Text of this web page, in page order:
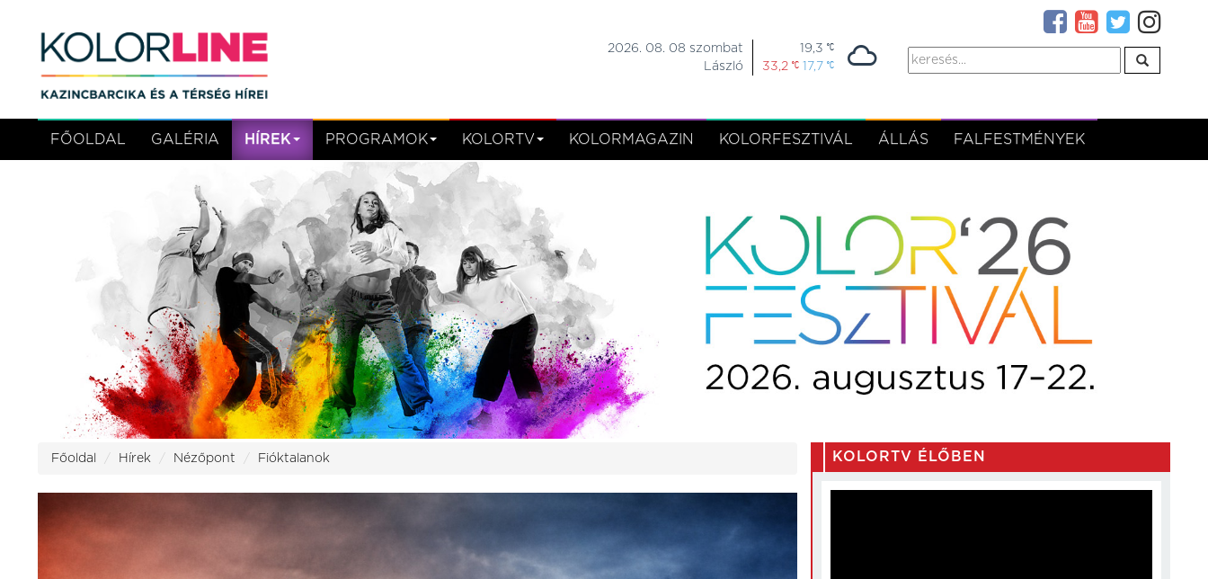
2026. 08. 08 szombat
László
19,3
33,2
17,7
FŐOLDAL GALÉRIA HÍREK PROGRAMOK KOLORTV KOLORMAGAZIN KOLORFESZTIVÁL ÁLLÁS FALFESTMÉNYEK
Főoldal Hírek Nézőpont Fióktalanok KOLORTV ÉLŐBEN